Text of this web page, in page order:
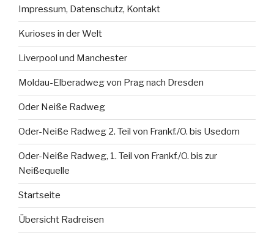
Impressum, Datenschutz, Kontakt
Kurioses in der Welt
Liverpool und Manchester
Moldau-Elberadweg von Prag nach Dresden
Oder Neiße Radweg
Oder-Neiße Radweg 2. Teil von Frankf./O. bis Usedom
Oder-Neiße Radweg, 1. Teil von Frankf./O. bis zur
Neißequelle
Startseite
Übersicht Radreisen